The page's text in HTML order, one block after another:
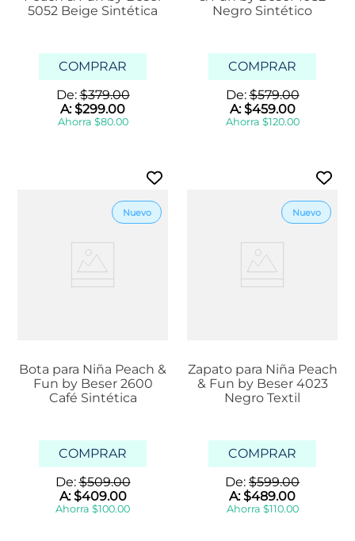
5052 Beige Sintética
COMPRAR
De:$379.00
A:$299.00
Ahorra $80.00
Negro Sintético
COMPRAR
De:$579.00
A:$459.00
Ahorra $120.00
Bota para Niña Peach &
Fun by Beser 2600
Café Sintética
COMPRAR
De:$509.00
A:$409.00
Ahorra $100.00
Zapato para Niña Peach
& Fun by Beser 4023
Negro Textil
COMPRAR
De: $599.00
A:$489.00
Ahorra $110.00